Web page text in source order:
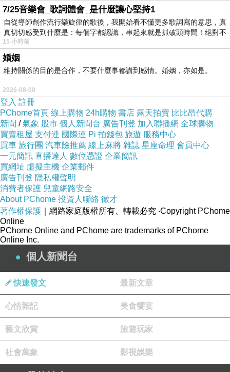
4. 提供匿名觀看
5. 提供演算法分配流量
這五項功能本身涉及高度制度化的動力，慾望也變成由平
台統籌的交易過程。
平台以佣金作為收益來源，所以會優化所有能產生強力刺
制度的作用在於：只要內容能引發生理反應，平台就會配
合其擴散。
這邏輯使慾望不再局限於個人，而進入一個可以被管理、
被放大、被規模化的框架。
親密被拆解成訊號，並以商品形式重新編碼
OnlyFans 所提供的內容大多與身體、性感或色情相關。
這種內容過去屬於私人領域，但透過平台結構被拆解成可
交易的訊號。
拆解的步驟如下：
1. 將親密轉化為影像
2. 將影像轉化為刺激
在這套循環中，親密關係建立於付費之上。
這代表親密本身的結構性瓦解。當親密被標價，人類與人
類之間的距離感亦被重組。
7/25音樂會_歌詞體會_是什麼讓心堅持1
自從導師創作流行樂旋律的歌後，我開始看不懂更多歌詞寫的意思，真
真切切感受到什麼是：每個字都認識，串起來就是抓破頭時間！絕對不
15 小時前
婚姻
維持關係的目的是合作，不要什麼事都講到感情。婚姻，亦如是。
2026-08-08
登入 註冊
PChome首頁 線上購物 24h購物 書店 露天拍賣 比比昂代購
新聞 /氣象 股市 個人新聞台 廣告刊登 加入聯播網 全球購物
買賣租屋 支付連 國際連 Pi 拍錢包 旅遊 服務中心
買車 旅行團 汽車險推薦 線上麻將 雜誌 星座命理 會員中心
一元簡訊 直播達人 數位憑證 企業簡訊
買網址 虛擬主機 企業郵件
廣告刊登 隱私權聲明
消費者保護 兒童網路安全
About PChome 投資人聯絡 徵才
著作權保護 ｜網路家庭版權所有、轉載必究 ‧Copyright PChome
Online
PChome Online and PChome are trademarks of PChome
Online Inc.
個人新聞台
快速發文 最新文章
心情雜記 美食饗宴
藝文欣賞 旅遊玩家
社會萬象 影視娛樂